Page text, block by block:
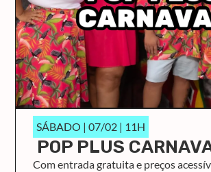
SÁBADO | 07/02 | 11H
POP PLUS
Com entrada gratuita e preços